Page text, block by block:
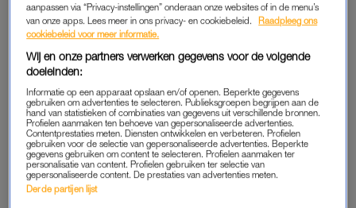
Voor vrouwen blijft de kans op obesitas nagenoeg gelijk na het
huwelijk, maar bij mannen schiet die flink omhoog. En dit
patroon is niet uniek: eerder onderzoek uit China toonde al
aan dat hetBMI
huwelijk stijgt. Britse wetenschappers kwamen in 2017 tot de
conclusie dat getrouwde mensen gemiddeld 1,4 kilo zwaarder
zijn dan hun vrijgezelle tegenhangers.
WAAROM WORDEN GETROUWDE
MANNEN ZWAARDER?
aanpassen via “Privacy-instellingen” onderaan onze websites of in de menu’s
van onze apps. Lees meer in ons privacy- en cookiebeleid.
Raadpleeg ons
cookiebeleid voor meer informatie.
Wij en onze partners verwerken gegevens voor de volgende
doeleinden:
Informatie op een apparaat opslaan en/of openen. Beperkte gegevens
gebruiken om advertenties te selecteren. Publieksgroepen begrijpen aan de
hand van statistieken of combinaties van gegevens uit verschillende bronnen.
Profielen aanmaken ten behoeve van gepersonaliseerde advertenties.
Contentprestaties meten. Diensten ontwikkelen en verbeteren. Profielen
gebruiken voor de selectie van gepersonaliseerde advertenties. Beperkte
gegevens gebruiken om content te selecteren. Profielen aanmaken ter
personalisatie van content. Profielen gebruiken ter selectie van
gepersonaliseerde content. De prestaties van advertenties meten.
Derde partijen lijst